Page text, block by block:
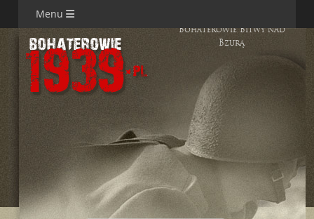
Menu
Bohaterowie Bitwy nad
Bzurą